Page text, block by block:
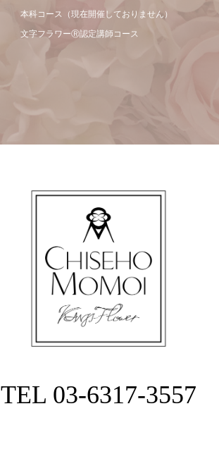
本科コース（現在開催しておりません）
文字フラワーⓇ認定講師コース
TEL 03-6317-3557